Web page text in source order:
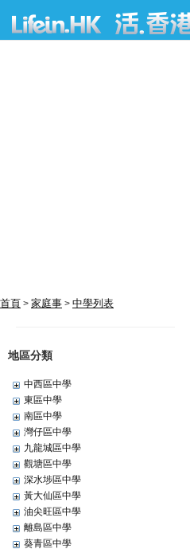
首頁 > 家庭事 > 中學列表
地區分類
中西區中學
東區中學
南區中學
灣仔區中學
九龍城區中學
觀塘區中學
深水埗區中學
黃大仙區中學
油尖旺區中學
離島區中學
葵青區中學